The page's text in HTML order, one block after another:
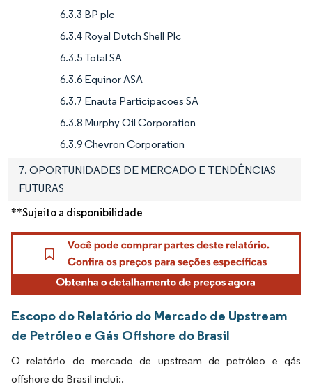
6.3.3 BP plc
6.3.4 Royal Dutch Shell Plc
6.3.5 Total SA
6.3.6 Equinor ASA
6.3.7 Enauta Participacoes SA
6.3.8 Murphy Oil Corporation
6.3.9 Chevron Corporation
7. OPORTUNIDADES DE MERCADO E TENDÊNCIAS
FUTURAS
**Sujeito a disponibilidade
Escopo do Relatório do Mercado de Upstream
de Petróleo e Gás Offshore do Brasil
O relatório do mercado de upstream de petróleo e gás
offshore do Brasil inclui:.